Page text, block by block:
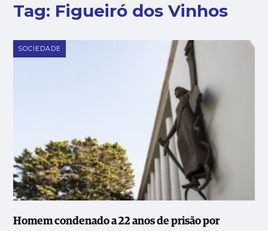
Tag: Figueiró dos Vinhos
SOCIEDADE
Homem condenado a 22 anos de prisão por